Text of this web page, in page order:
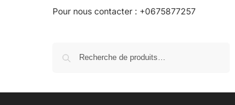
Pour nous contacter : +0675877257